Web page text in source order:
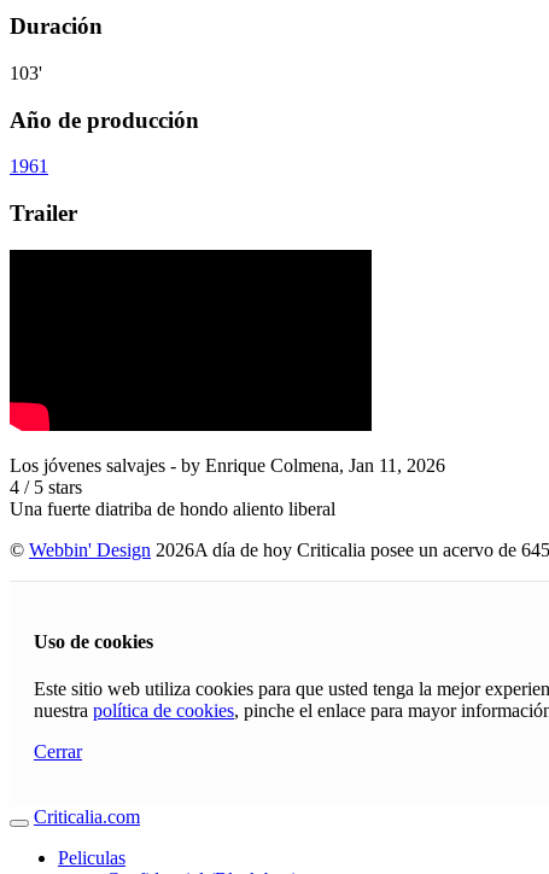
Duración
103'
Año de producción
1961
Trailer
Los jóvenes salvajes - by Enrique Colmena, Jan 11, 2026
4 / 5 stars
Una fuerte diatriba de hondo aliento liberal
© Webbin' Design 2026A día de hoy Criticalia posee un acervo de
Uso de cookies
Este sitio web utiliza cookies para que usted tenga la mejor
nuestra política de cookies, pinche el enlace para mayor
Cerrar
Criticalia.com
Peliculas